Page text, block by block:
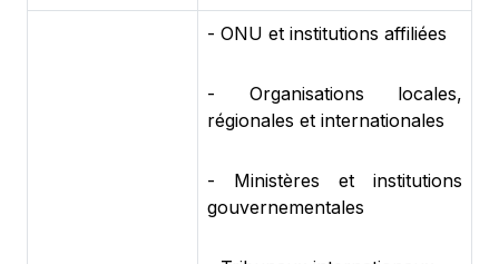
- ONU et institutions affiliées
- Organisations locales,
régionales et internationales
- Ministères et institutions
gouvernementales